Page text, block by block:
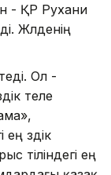
- ҚР Рухани
Жүлденің
Ол -
теле
үздік
тіліндегі ең